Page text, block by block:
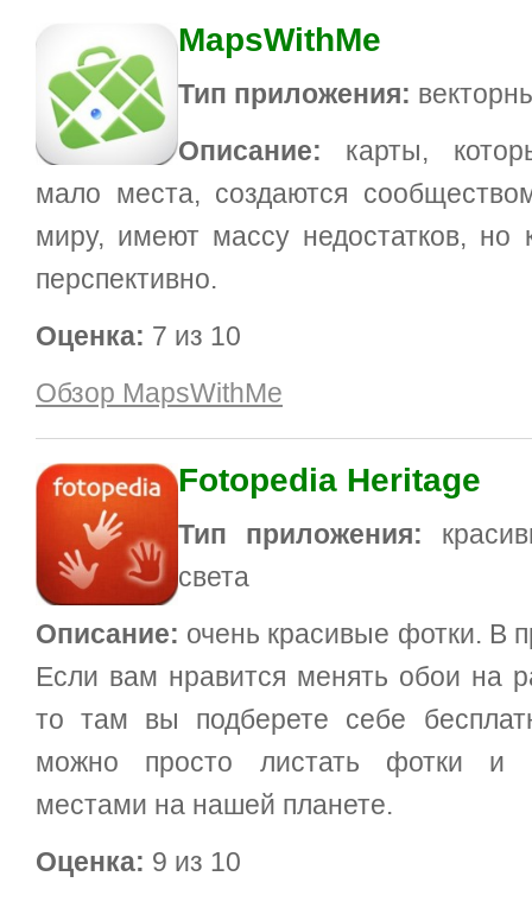
MapsWithMe
Тип приложения:
Описание: карты,
мало места, создаются
миру, имеют массу недостатков, но
перспективно.
Оценка: 7 из 10
Обзор MapsWithMe
Fotopedia Heritage
Тип приложения:
света
Описание: очень красивые фотки. В
Если вам нравится менять обои на
то там вы подберете себе
можно просто листать фотки и
местами на нашей планете.
Оценка: 9 из 10